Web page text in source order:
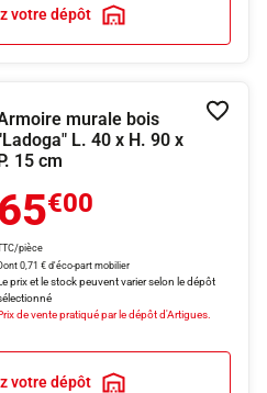
votre dépôt
murale bois
L. 40 x H. 90 x
15 cm
€00
pièce
0,71 € d'éco-part mobilier
prix et le stock peuvent varier selon le dépôt
de vente pratiqué par le dépôt d'Artigues.
votre dépôt